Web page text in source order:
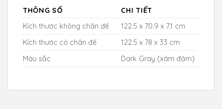
THÔNG SỐ
CHI TIẾT
Kích thước không chân đế
122.5 x 70.9 x 7.1 cm
Kích thước có chân đế
122.5 x 78 x 33 cm
Màu sắc
Dark Gray (xám đậm)